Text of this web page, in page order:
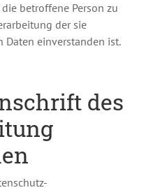
betroffene Person zu
der sie
Daten einverstanden ist.
des